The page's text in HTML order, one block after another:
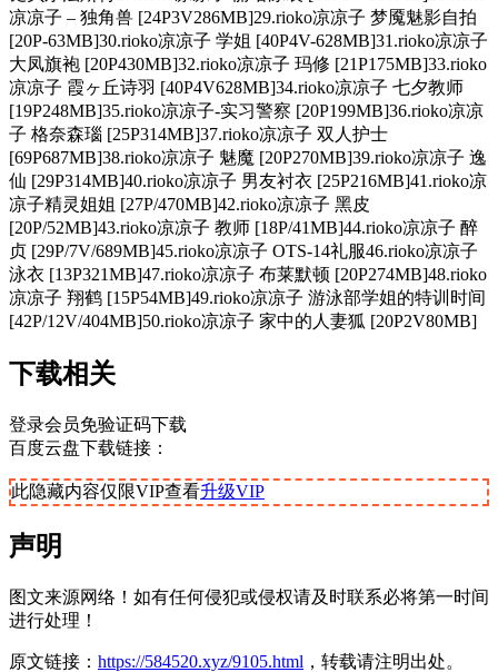
凉凉子 – 独角兽 [24P3V286MB]29.rioko凉凉子 梦魇魅影自拍
[20P-63MB]30.rioko凉凉子 学姐 [40P4V-628MB]31.rioko凉凉子
大凤旗袍 [20P430MB]32.rioko凉凉子 玛修 [21P175MB]33.rioko
凉凉子 霞ヶ丘诗羽 [40P4V628MB]34.rioko凉凉子 七夕教师
[19P248MB]35.rioko凉凉子-实习警察 [20P199MB]36.rioko凉凉
子 格奈森瑙 [25P314MB]37.rioko凉凉子 双人护士
[69P687MB]38.rioko凉凉子 魅魔 [20P270MB]39.rioko凉凉子 逸
仙 [29P314MB]40.rioko凉凉子 男友衬衣 [25P216MB]41.rioko凉
凉子精灵姐姐 [27P/470MB]42.rioko凉凉子 黑皮
[20P/52MB]43.rioko凉凉子 教师 [18P/41MB]44.rioko凉凉子 醉
贞 [29P/7V/689MB]45.rioko凉凉子 OTS-14礼服46.rioko凉凉子
泳衣 [13P321MB]47.rioko凉凉子 布莱默顿 [20P274MB]48.rioko
凉凉子 翔鹤 [15P54MB]49.rioko凉凉子 游泳部学姐的特训时间
[42P/12V/404MB]50.rioko凉凉子 家中的人妻狐 [20P2V80MB]
下载相关
登录会员免验证码下载
百度云盘下载链接：
此隐藏内容仅限VIP查看升级VIP
声明
图文来源网络！如有任何侵犯或侵权请及时联系必将第一时间
进行处理！
原文链接： https://584520.xyz/9105.html ，转载请注明出处。